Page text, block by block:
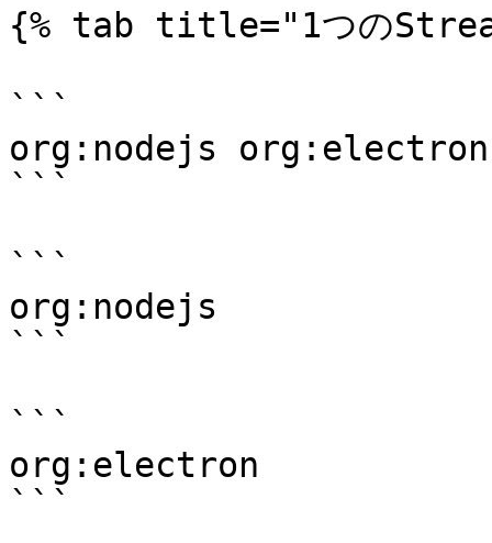
{% tab title="1つの
```
org:nodejs org:electron
```
```
org:nodejs
```
```
org:electron
```